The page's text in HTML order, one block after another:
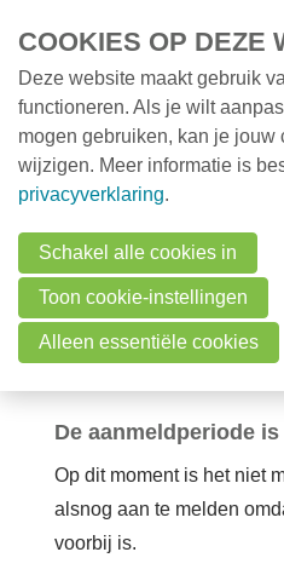
Opleiding
Landschap
(lente)
dinsdag 19 mei 2026 van
De aanmeldperiode
Op dit moment is het niet
alsnog aan te melden
voorbij is.
Vacatures
Zoeken
COOKIES OP DEZE
Deze website maakt gebruik
functioneren. Als je wilt
mogen gebruiken, kan je jouw
wijzigen. Meer informatie is
privacyverklaring.
Schakel alle cookies in
Toon cookie-instellingen
Alleen essentiële cookies